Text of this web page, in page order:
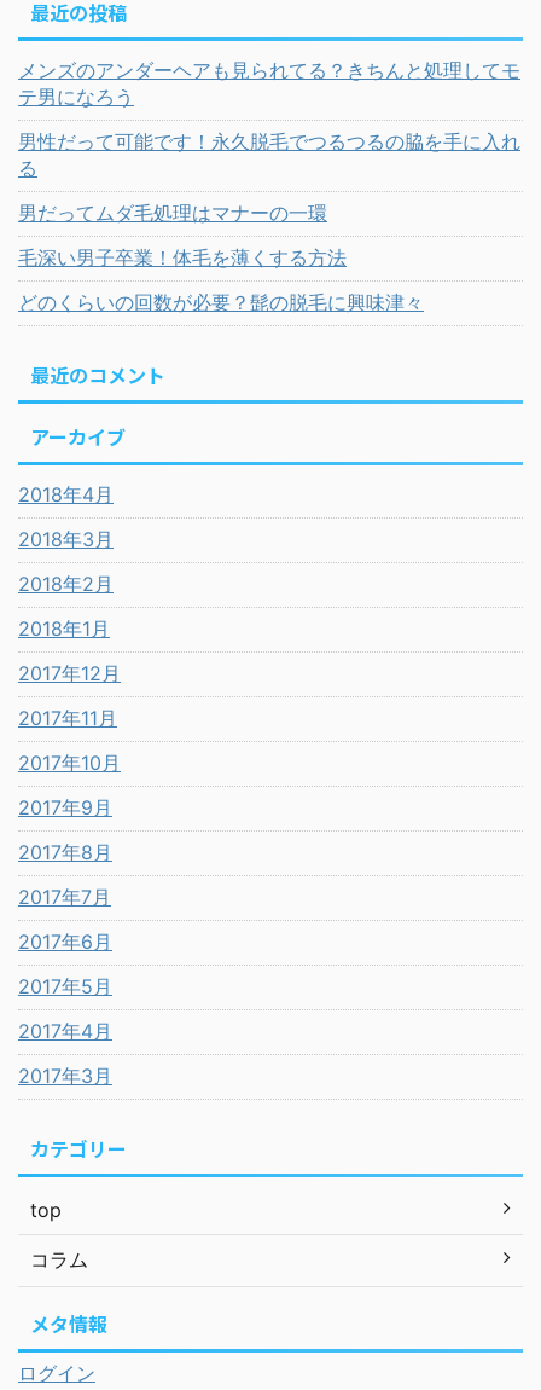
最近の投稿
メンズのアンダーヘアも見られてる？きちんと処理してモ
テ男になろう
男性だって可能です！永久脱毛でつるつるの脇を手に入れ
る
男だってムダ毛処理はマナーの一環
毛深い男子卒業！体毛を薄くする方法
どのくらいの回数が必要？髭の脱毛に興味津々
最近のコメント
アーカイブ
2018年4月
2018年3月
2018年2月
2018年1月
2017年12月
2017年11月
2017年10月
2017年9月
2017年8月
2017年7月
2017年6月
2017年5月
2017年4月
2017年3月
カテゴリー
top
コラム
メタ情報
ログイン